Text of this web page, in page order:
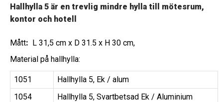
Hallhylla 5 är en trevlig mindre hylla till mötesrum,
kontor och hotell
Mått: L 31,5 cm x D 31.5 x H 30 cm,
Material på hallhylla:
1051
Hallhylla 5, Ek / alum
1054
Hallhylla 5, Svartbetsad Ek / Aluminium